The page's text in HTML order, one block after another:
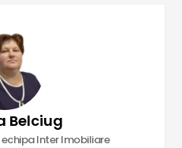
Belciug
Inter Imobiliare